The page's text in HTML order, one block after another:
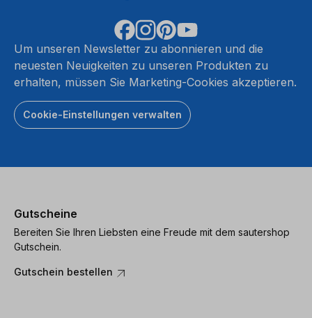
Um unseren Newsletter zu abonnieren und die
neuesten Neuigkeiten zu unseren Produkten zu
erhalten, müssen Sie Marketing-Cookies akzeptieren.
Cookie-Einstellungen verwalten
Gutscheine
Bereiten Sie Ihren Liebsten eine Freude mit dem sautershop
Gutschein.
Gutschein bestellen